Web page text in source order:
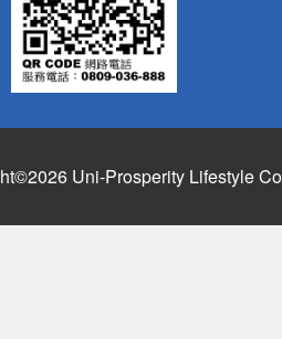
Uni-Prosperity Lifestyle